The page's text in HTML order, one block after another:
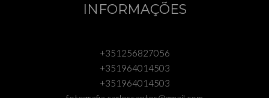
INFORMAÇÕES
+351256827056
+351964014503
+351964014503